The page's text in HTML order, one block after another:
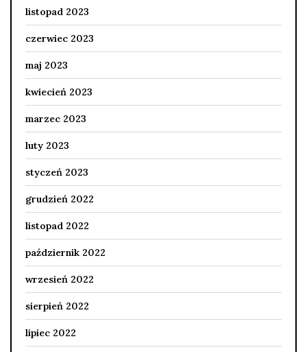
listopad 2023
czerwiec 2023
maj 2023
kwiecień 2023
marzec 2023
luty 2023
styczeń 2023
grudzień 2022
listopad 2022
październik 2022
wrzesień 2022
sierpień 2022
lipiec 2022